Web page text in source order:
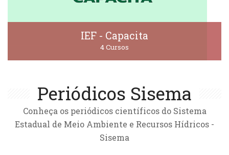
IEF - Capacita
4 Cursos
Periódicos Sisema
Conheça os periódicos científicos do Sistema
Estadual de Meio Ambiente e Recursos Hídricos -
Sisema